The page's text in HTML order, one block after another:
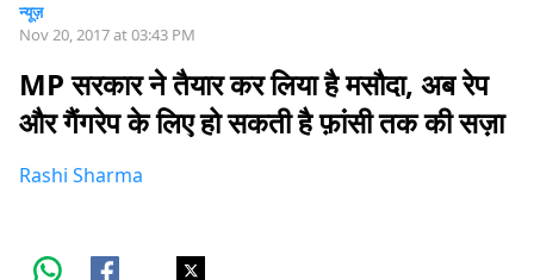
न्यूज़
Nov 20, 2017 at 03:43 PM
MP सरकार ने तैयार कर लिया है मसौदा, अब रेप
और गैंगरेप के लिए हो सकती है फ़ांसी तक की सज़ा
Rashi Sharma